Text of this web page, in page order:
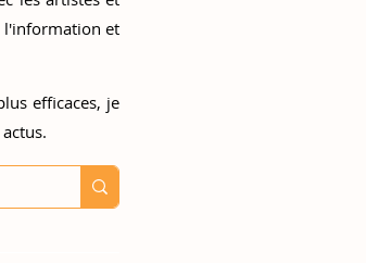
l'information et
efficaces, je